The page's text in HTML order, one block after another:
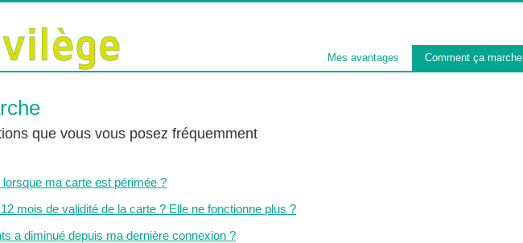
Mes avantages Comment ça marche
que vous vous posez fréquemment
ma carte est périmée ?
mois de validité de la carte ? Elle ne fonctionne plus ?
a diminué depuis ma dernière connexion ?